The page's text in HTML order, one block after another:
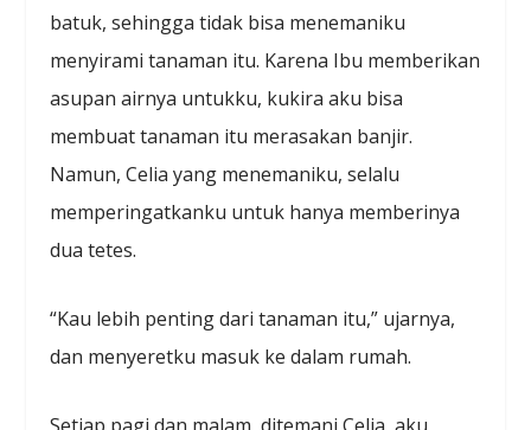
batuk, sehingga tidak bisa menemaniku
menyirami tanaman itu. Karena Ibu memberikan
asupan airnya untukku, kukira aku bisa
membuat tanaman itu merasakan banjir.
Namun, Celia yang menemaniku, selalu
memperingatkanku untuk hanya memberinya
dua tetes.
“Kau lebih penting dari tanaman itu,” ujarnya,
dan menyeretku masuk ke dalam rumah.
Setiap pagi dan malam, ditemani Celia, aku